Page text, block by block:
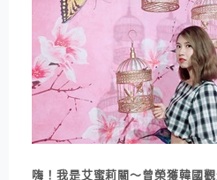
嗨！我是艾蜜莉關～曾榮獲韓國